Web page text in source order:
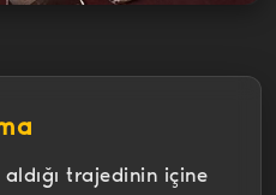
trajedinin içine